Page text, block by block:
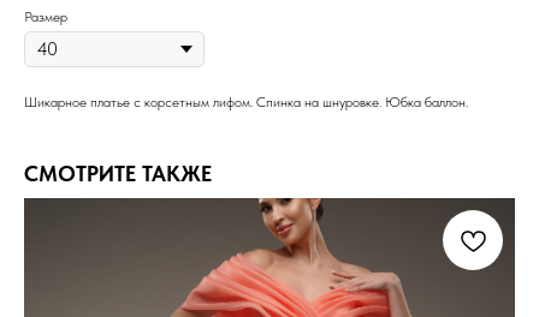
Размер
Шикарное платье с корсетным лифом. Спинка на шнуровке. Юбка баллон.
СМОТРИТЕ ТАКЖЕ